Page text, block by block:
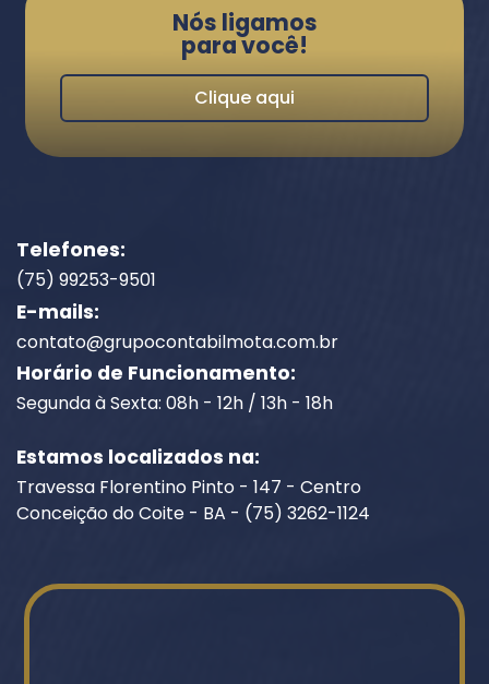
Nós ligamos
para você!
Clique aqui
Telefones:
(75) 99253-9501
E-mails:
contato@grupocontabilmota.com.br
Horário de Funcionamento:
Segunda à Sexta: 08h - 12h / 13h - 18h
Estamos localizados na:
Travessa Florentino Pinto - 147 - Centro
Conceição do Coite - BA - (75) 3262-1124